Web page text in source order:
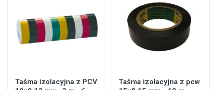
Taśma izolacyjna z PCV
Taśma izolacyjna z pcw